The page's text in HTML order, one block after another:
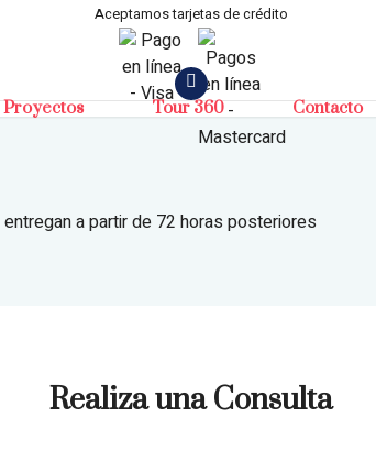
Aceptamos tarjetas de crédito
Proyectos Tour 360 Contacto
a partir de 72 horas posteriores
Realiza una Consulta